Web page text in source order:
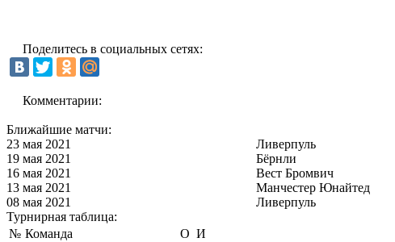
Поделитесь в социальных сетях:
Комментарии:
Ближайшие матчи:
23 мая 2021
Ливерпуль
19 мая 2021
Бёрнли
16 мая 2021
Вест Бромвич
13 мая 2021
Манчестер Юнайтед
08 мая 2021
Ливерпуль
Турнирная таблица:
№ Команда О И